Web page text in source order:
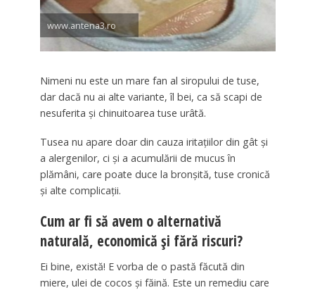
www.antena3.ro
Nimeni nu este un mare fan al siropului de tuse,
dar dacă nu ai alte variante, îl bei, ca să scapi de
nesuferita și chinuitoarea tuse urâtă.
Tusea nu apare doar din cauza iritațiilor din gât și
a alergenilor, ci și a acumulării de mucus în
plămâni, care poate duce la bronșită, tuse cronică
și alte complicații.
Cum ar fi să avem o alternativă
naturală, economică și fără riscuri?
Ei bine, există! E vorba de o pastă făcută din
miere, ulei de cocos și făină. Este un remediu care